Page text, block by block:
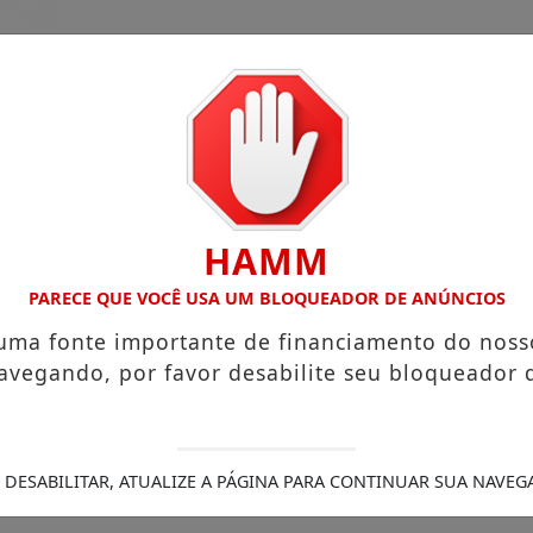
da Coxinha”, que viralizou com frase
A partir desta segunda-feira (27), pacientes que
Menina de 6 anos é
ações realizadas nos primeiros 100 dias à frente do
HAMM
PARECE QUE VOCÊ USA UM BLOQUEADOR DE ANÚNCIOS
fonte importante de financiamento do
por favor desabilite seu bloqueador
DESABILITAR, ATUALIZE A PÁGINA PARA CONTINUAR SUA